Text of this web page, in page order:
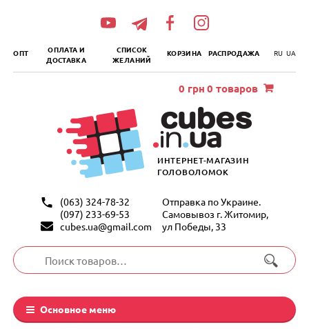
ОПТ
ОПЛАТА И
ДОСТАВКА
СПИСОК
ЖЕЛАНИЙ
КОРЗИНА РАСПРОДАЖА RU UA
ИНТЕРНЕТ-МАГАЗИН
ГОЛОВОЛОМОК
(063) 324-78-32
(097) 233-69-53
cubes.ua@gmail.com
Отправка по Украине.
Самовывоз г. Житомир,
ул Победы, 33
Искать:
Основное меню
0 грн 0 товаров